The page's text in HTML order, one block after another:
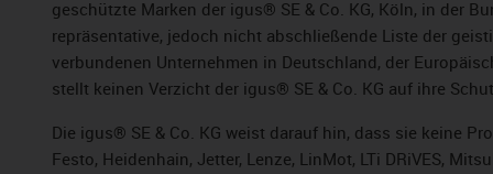
geschützte Marken der igus® SE & Co. KG, Köln, in der
repräsentative, jedoch nicht abschließende Liste der
verbundenen Unternehmen in Deutschland, der
stellt keinen Verzicht der igus® SE & Co. KG auf ihre
Die igus® SE & Co. KG weist darauf hin, dass sie keine
Festo, Heidenhain, Jetter, Lenze, LinMot, LTi DRiVES,